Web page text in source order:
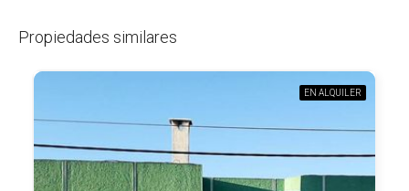
Propiedades similares
EN ALQUILER